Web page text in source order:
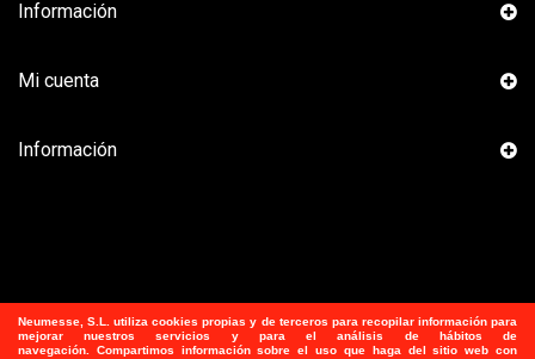
Neumesse, S.L. utiliza cookies propias y de terceros para recopilar información para
mejorar nuestros servicios y para el análisis de hábitos de
navegación. Compartimos información sobre el uso que haga del sitio web con
Información
Mi cuenta
Información